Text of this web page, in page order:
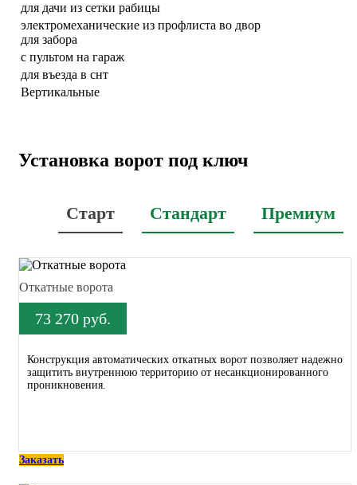
для дачи из сетки рабицы
электромеханические из профлиста во двор
для забора
с пультом на гараж
для въезда в снт
Вертикальные
Установка ворот под ключ
Старт Стандарт Премиум
Откатные ворота
73 270 руб.
Конструкция автоматических откатных ворот позволяет надежно
защитить внутреннюю территорию от несанкционированного
проникновения.
Заказать